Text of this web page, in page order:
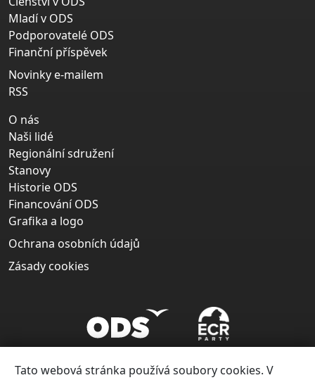
Mladí v ODS
Podporovatelé ODS
Finanční příspěvek
Novinky e-mailem
RSS
O nás
Naši lidé
Regionální sdružení
Stanovy
Historie ODS
Financování ODS
Grafika a logo
Ochrana osobních údajů
Zásady cookies
Tato webová stránka používá soubory cookies. V